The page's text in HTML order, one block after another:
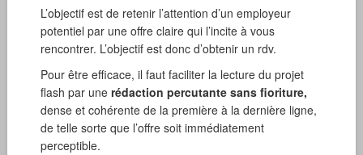
L’objectif est de retenir l’attention d’un employeur
potentiel par une offre claire qui l’incite à vous
rencontrer. L’objectif est donc d’obtenir un rdv.
Pour être efficace, il faut faciliter la lecture du projet
flash par une rédaction percutante sans fioriture,
dense et cohérente de la première à la dernière ligne,
de telle sorte que l’offre soit immédiatement
perceptible.